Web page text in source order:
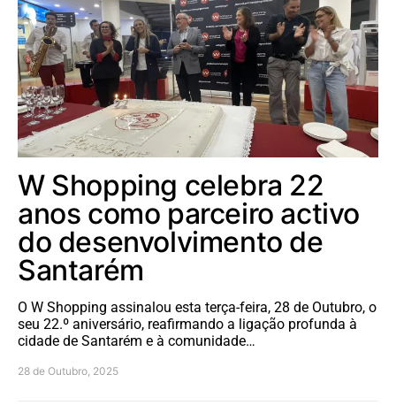
W Shopping celebra 22
anos como parceiro activo
do desenvolvimento de
Santarém
O W Shopping assinalou esta terça-feira, 28 de Outubro, o
seu 22.º aniversário, reafirmando a ligação profunda à
cidade de Santarém e à comunidade…
28 de Outubro, 2025